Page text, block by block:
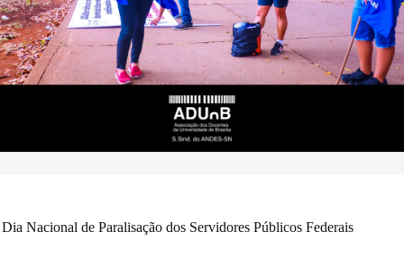
Dia Nacional de Paralisação dos Servidores Públicos Federais